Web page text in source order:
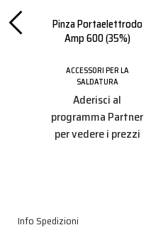
Pinza Portaelettrodo
Amp 600 (35%)
ACCESSORI PER LA
SALDATURA
Aderisci al
programma Partner
per vedere i prezzi
Info Spedizioni